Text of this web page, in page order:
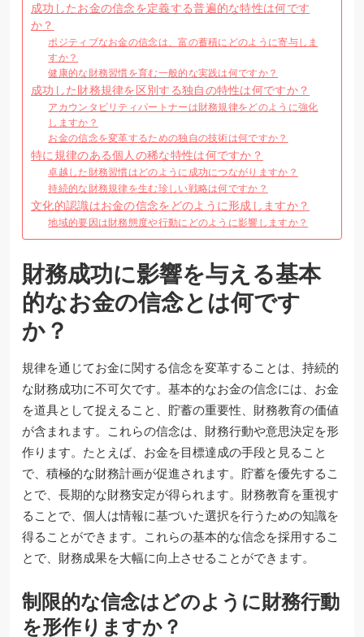
成功したお金の信念を定義する普遍的な特性は何です
か？
ポジティブなお金の信念は、富の蓄積にどのように寄与しま
すか？
健康的な財務習慣を育む一般的な実践は何ですか？
成功した財務規律を区別する独自の特性は何ですか？
アカウンタビリティパートナーは財務規律をどのように強化
しますか？
お金の信念を変革するための独自の技術は何ですか？
特に規律のある個人の稀な特性は何ですか？
卓越した財務習慣はどのように成功につながりますか？
持続的な財務規律を生む珍しい戦略は何ですか？
文化的認識はお金の信念をどのように形成しますか？
地域的要因は財務態度や行動にどのように影響しますか？
財務成功に影響を与える基本
的なお金の信念とは何です
か？
規律を通じてお金に関する信念を変革することは、持続的
な財務成功に不可欠です。基本的なお金の信念には、お金
を道具として捉えること、貯蓄の重要性、財務教育の価値
が含まれます。これらの信念は、財務行動や意思決定を形
作ります。たとえば、お金を目標達成の手段と見ること
で、積極的な財務計画が促進されます。貯蓄を優先するこ
とで、長期的な財務安定が得られます。財務教育を重視す
ることで、個人は情報に基づいた選択を行うための知識を
得ることができます。これらの基本的な信念を採用するこ
とで、財務成果を大幅に向上させることができます。
制限的な信念はどのように財務行動
を形作りますか？